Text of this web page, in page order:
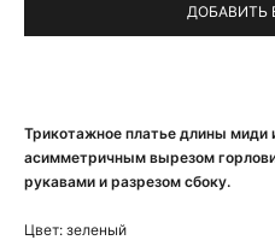
Трикотажное платье длины миди
асимметричным вырезом
рукавами и разрезом сбоку.
Цвет: зеленый
ДОБАВИТЬ